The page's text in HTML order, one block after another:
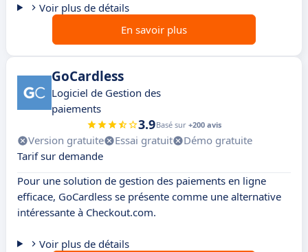
Voir plus de détails
En savoir plus
GoCardless
Logiciel de Gestion des
paiements
3.9Basé sur +200 avis
Version gratuite Essai gratuit
Démo gratuite
Tarif sur demande
Pour une solution de gestion des paiements en ligne
efficace, GoCardless se présente comme une alternative
intéressante à Checkout.com.
Voir plus de détails